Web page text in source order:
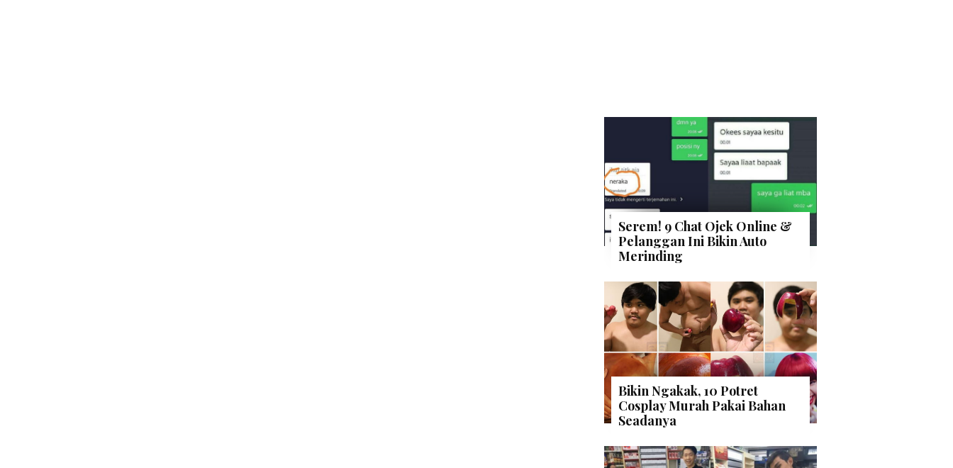
Serem! 9 Chat Ojek Online &
Pelanggan Ini Bikin Auto
Merinding
Bikin Ngakak, 10 Potret
Cosplay Murah Pakai Bahan
Seadanya